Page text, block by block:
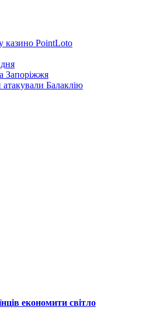
казино PointLoto
Запоріжжя
Балаклію
економити світло